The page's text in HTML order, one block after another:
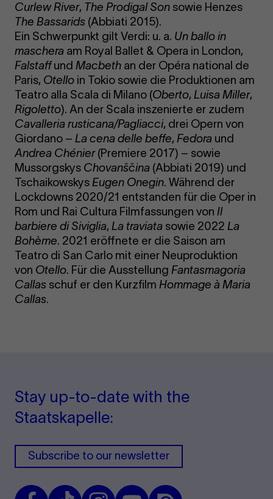
Curlew River, The Prodigal Son sowie Henzes
The Bassarids (Abbiati 2015).
Ein Schwerpunkt gilt Verdi: u. a. Un ballo in
maschera am Royal Ballet & Opera in London,
FalstaffundMacbeth an der Opéra national de
Paris, Otello in Tokio sowie die Produktionen am
Teatro alla Scala di Milano (Oberto,Luisa Miller,
Rigoletto). An der Scala inszenierte er zudem
Cavalleria rusticana/Pagliacci, drei Opern von
Giordano –La cena delle beffe,Fedora und
Andrea Chénier(Premiere 2017) – sowie
Mussorgskys Chovanščina (Abbiati 2019) und
TschaikowskysEugen Onegin. Während der
Lockdowns 2020/21 entstanden für die Oper in
Rom und Rai Cultura Filmfassungen vonIl
barbiere di Siviglia,La traviata sowie 2022La
Bohème. 2021 eröffnete er die Saison am
Teatro di San Carlo mit einer Neuproduktion
von Otello. Für die AusstellungFantasmagoria
Callas schuf er den KurzfilmHommage à Maria
Callas.
Stay up-to-date with the
Staatskapelle:
Subscribe to our newsletter
FacebookTikTokInstagramYoutubeIssuu